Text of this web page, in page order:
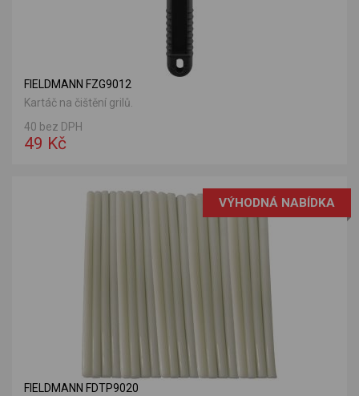
FIELDMANN FZG9012
Kartáč na čištění grilů.
40 bez DPH
49 Kč
VÝHODNÁ NABÍDKA
FIELDMANN FDTP9020